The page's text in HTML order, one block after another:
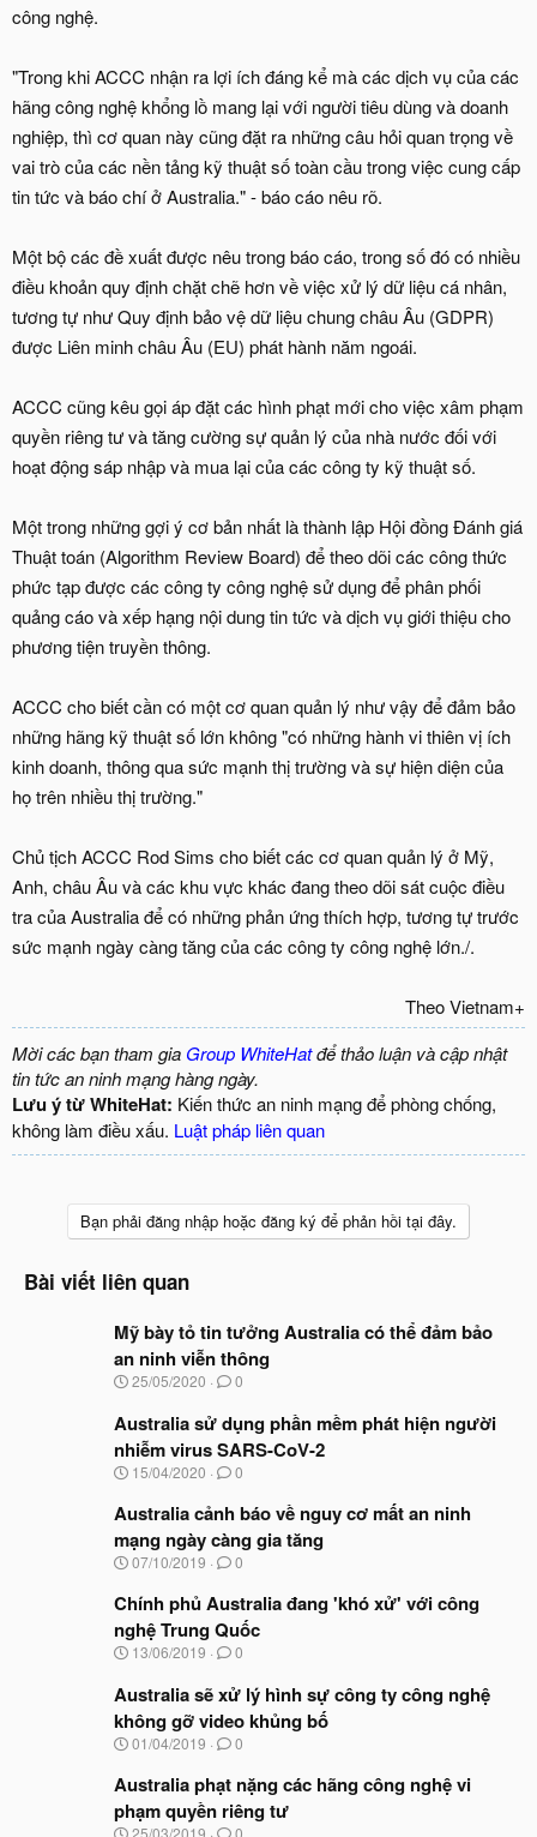
công nghệ.
"Trong khi ACCC nhận ra lợi ích đáng kể mà các dịch vụ của các
hãng công nghệ khổng lồ mang lại với người tiêu dùng và doanh
nghiệp, thì cơ quan này cũng đặt ra những câu hỏi quan trọng về
vai trò của các nền tảng kỹ thuật số toàn cầu trong việc cung cấp
tin tức và báo chí ở Australia." - báo cáo nêu rõ.
Một bộ các đề xuất được nêu trong báo cáo, trong số đó có nhiều
điều khoản quy định chặt chẽ hơn về việc xử lý dữ liệu cá nhân,
tương tự như Quy định bảo vệ dữ liệu chung châu Âu (GDPR)
được Liên minh châu Âu (EU) phát hành năm ngoái.
ACCC cũng kêu gọi áp đặt các hình phạt mới cho việc xâm phạm
quyền riêng tư và tăng cường sự quản lý của nhà nước đối với
hoạt động sáp nhập và mua lại của các công ty kỹ thuật số.
Một trong những gợi ý cơ bản nhất là thành lập Hội đồng Đánh giá
Thuật toán (Algorithm Review Board) để theo dõi các công thức
phức tạp được các công ty công nghệ sử dụng để phân phối
quảng cáo và xếp hạng nội dung tin tức và dịch vụ giới thiệu cho
phương tiện truyền thông.
ACCC cho biết cần có một cơ quan quản lý như vậy để đảm bảo
những hãng kỹ thuật số lớn không "có những hành vi thiên vị ích
kinh doanh, thông qua sức mạnh thị trường và sự hiện diện của
họ trên nhiều thị trường."
Chủ tịch ACCC Rod Sims cho biết các cơ quan quản lý ở Mỹ,
Anh, châu Âu và các khu vực khác đang theo dõi sát cuộc điều
tra của Australia để có những phản ứng thích hợp, tương tự trước
sức mạnh ngày càng tăng của các công ty công nghệ lớn./.
Theo Vietnam+​
Mời các bạn tham gia Group WhiteHatđể thảo luận và cập nhật
tin tức an ninh mạng hàng ngày.
Lưu ý từ WhiteHat: Kiến thức an ninh mạng để phòng chống,
không làm điều xấu. Luật pháp liên quan
Bạn phải đăng nhập hoặc đăng ký để phản hồi tại đây.
Bài viết liên quan
Mỹ bày tỏ tin tưởng Australia có thể đảm bảo
an ninh viễn thông
N
à
y
b
ắ
đ
ầ
u
25/05/2020 0
Australia sử dụng phần mềm phát hiện người
nhiễm virus SARS-CoV-2
N
à
b
ắ
đ
ầ
u
15/04/2020 0
Australia cảnh báo về nguy cơ mất an ninh
mạng ngày càng gia tăng
N
à
b
ắ
đ
ầ
u
07/10/2019 0
Chính phủ Australia đang 'khó xử' với công
nghệ Trung Quốc
N
à
y
b
ắ
đ
ầ
u
13/06/2019 0
Australia sẽ xử lý hình sự công ty công nghệ
không gỡ video khủng bố
N
à
b
01/04/2019 0
Australia phạt nặng các hãng công nghệ vi
phạm quyền riêng tư
N
25/03/2019 0